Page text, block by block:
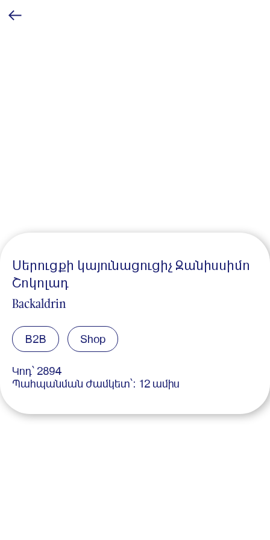
Սերուցքի կայունացուցիչ Զանիսսիմո
Շոկոլադ
Backaldrin
B2B Shop
Կոդ՝ 2894
Պահպանման ժամկետ՝: 12 ամիս